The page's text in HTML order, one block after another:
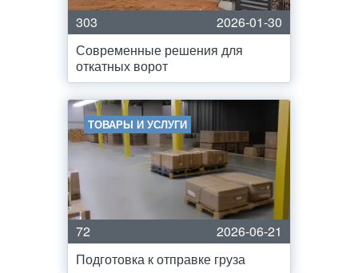
303
2026-01-30
Современные решения для
откатных ворот
ТОВАРЫ И УСЛУГИ
72
2026-06-21
Подготовка к отправке груза